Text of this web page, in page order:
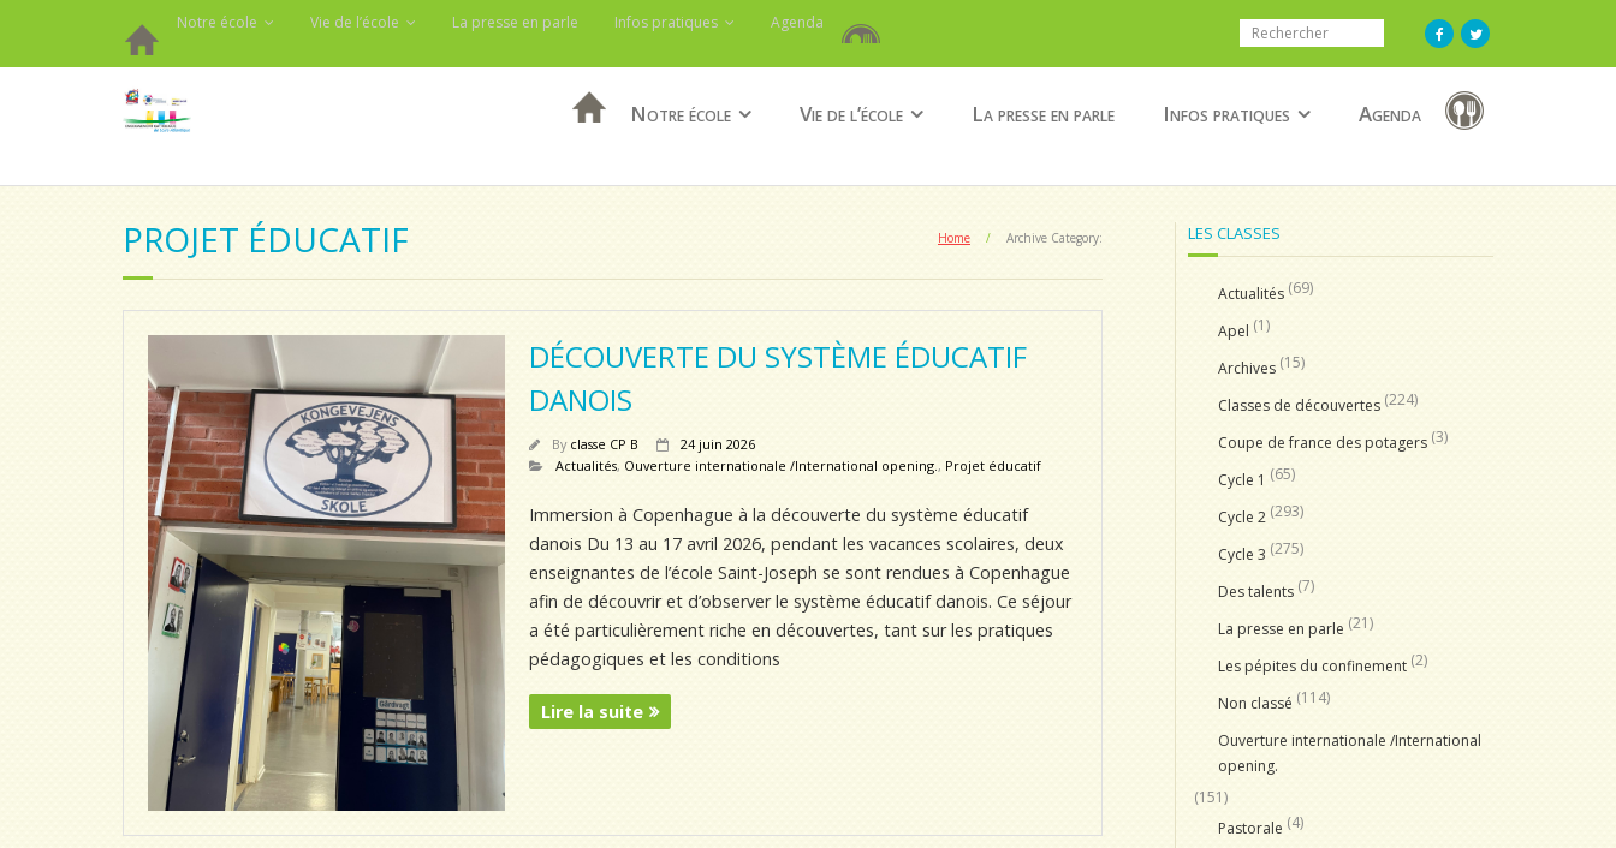
Notre école Vie de l’école La presse en parle Infos pratiques Agenda
Notre école Vie de l’école La presse en parle Infos pratiques Agenda
PROJET ÉDUCATIF Home / Archive Category:
DÉCOUVERTE DU SYSTÈME ÉDUCATIF
DANOIS
By classe CP B
24 juin 2026
Actualités, Ouverture internationale /International opening., Projet éducatif
Immersion à Copenhague à la découverte du système éducatif
danois Du 13 au 17 avril 2026, pendant les vacances scolaires, deux
enseignantes de l’école Saint-Joseph se sont rendues à Copenhague
afin de découvrir et d’observer le système éducatif danois. Ce séjour
a été particulièrement riche en découvertes, tant sur les pratiques
pédagogiques et les conditions
Lire la suite
LES CLASSES
Actualités (69)
Apel (1)
Archives (15)
Classes de découvertes (224)
Coupe de france des potagers (3)
Cycle 1 (65)
Cycle 2 (293)
Cycle 3 (275)
Des talents (7)
La presse en parle (21)
Les pépites du confinement (2)
Non classé (114)
Ouverture internationale /International
opening.
(151)
Pastorale (4)